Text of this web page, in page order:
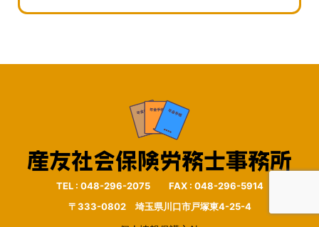
TEL : 048-296-2075 FAX : 048-296-5914
〒333-0802 埼玉県川口市戸塚東4-25-4